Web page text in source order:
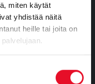
miten käytät
yhdistää näitä
heille tai joita on